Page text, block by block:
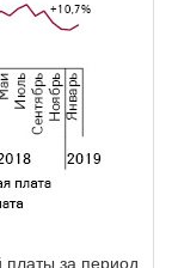
платы за период